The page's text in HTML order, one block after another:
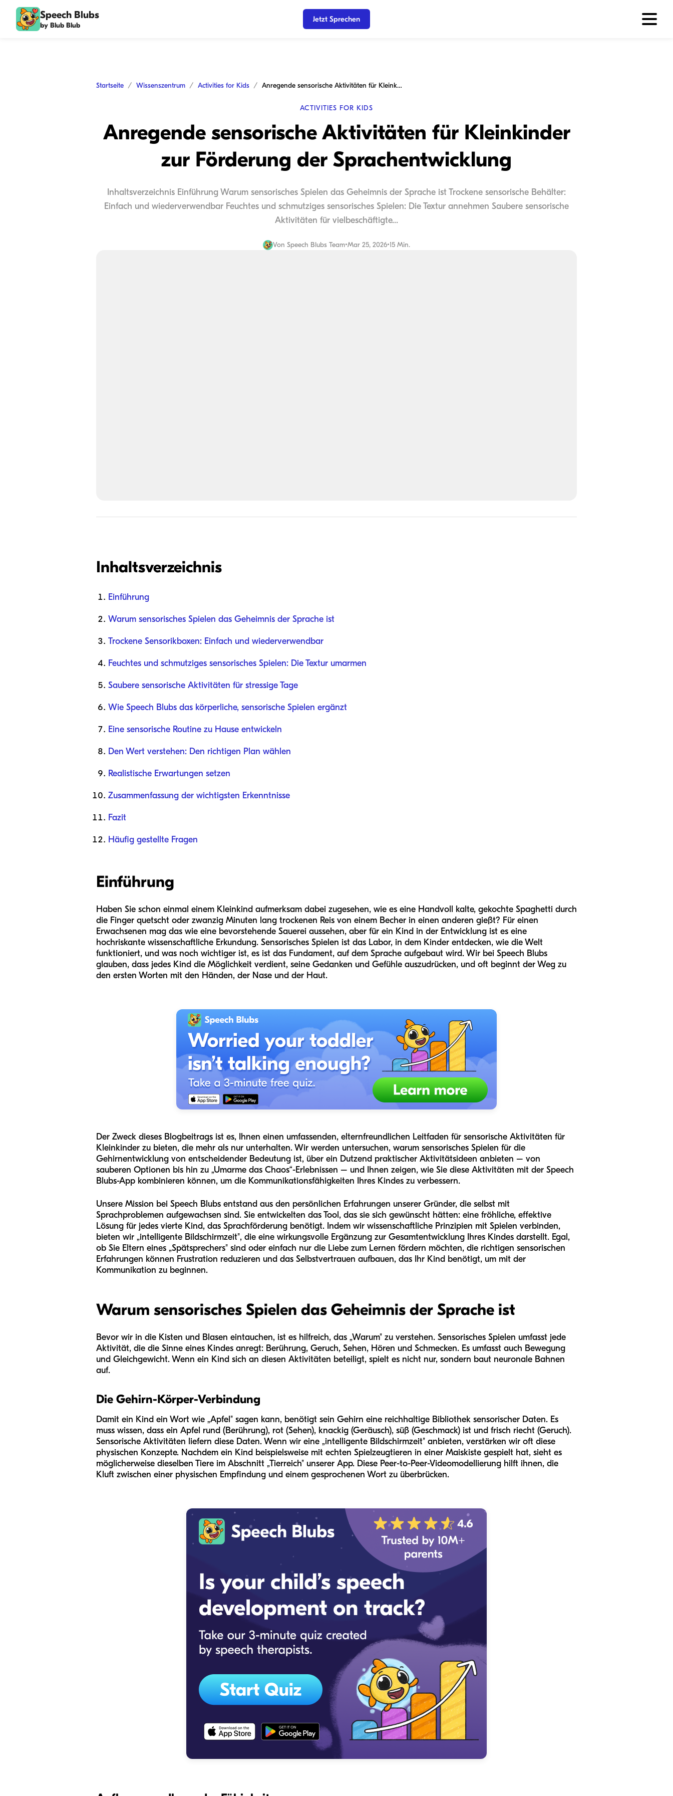
Speech Blubs
by Blub Blub
Jetzt Sprechen
Startseite Wissenszentrum Activities for Kids Anregende sensorische Aktivitäten für Kleinkinder zur Förderung der Sprachentwicklung
ACTIVITIES FOR KIDS
Anregende sensorische Aktivitäten für Kleinkinder
zur Förderung der Sprachentwicklung
Inhaltsverzeichnis Einführung Warum sensorisches Spielen das Geheimnis der Sprache ist Trockene sensorische Behälter:
Einfach und wiederverwendbar Feuchtes und schmutziges sensorisches Spielen: Die Textur annehmen Saubere sensorische
Aktivitäten für vielbeschäftigte...
Von Speech Blubs Team•Mar 25, 2026•15 Min.
Inhaltsverzeichnis
Einführung
Warum sensorisches Spielen das Geheimnis der Sprache ist
Trockene Sensorikboxen: Einfach und wiederverwendbar
Feuchtes und schmutziges sensorisches Spielen: Die Textur umarmen
Saubere sensorische Aktivitäten für stressige Tage
Wie Speech Blubs das körperliche, sensorische Spielen ergänzt
Eine sensorische Routine zu Hause entwickeln
Den Wert verstehen: Den richtigen Plan wählen
Realistische Erwartungen setzen
Zusammenfassung der wichtigsten Erkenntnisse
Fazit
Häufig gestellte Fragen
Einführung
Haben Sie schon einmal einem Kleinkind aufmerksam dabei zugesehen, wie es eine Handvoll kalte, gekochte Spaghetti durch
die Finger quetscht oder zwanzig Minuten lang trockenen Reis von einem Becher in einen anderen gießt? Für einen
Erwachsenen mag das wie eine bevorstehende Sauerei aussehen, aber für ein Kind in der Entwicklung ist es eine
hochriskante wissenschaftliche Erkundung. Sensorisches Spielen ist das Labor, in dem Kinder entdecken, wie die Welt
funktioniert, und was noch wichtiger ist, es ist das Fundament, auf dem Sprache aufgebaut wird. Wir bei Speech Blubs
glauben, dass jedes Kind die Möglichkeit verdient, seine Gedanken und Gefühle auszudrücken, und oft beginnt der Weg zu
den ersten Worten mit den Händen, der Nase und der Haut.
Der Zweck dieses Blogbeitrags ist es, Ihnen einen umfassenden, elternfreundlichen Leitfaden für sensorische Aktivitäten für
Kleinkinder zu bieten, die mehr als nur unterhalten. Wir werden untersuchen, warum sensorisches Spielen für die
Gehirnentwicklung von entscheidender Bedeutung ist, über ein Dutzend praktischer Aktivitätsideen anbieten – von
sauberen Optionen bis hin zu „Umarme das Chaos“-Erlebnissen – und Ihnen zeigen, wie Sie diese Aktivitäten mit der Speech
Blubs-App kombinieren können, um die Kommunikationsfähigkeiten Ihres Kindes zu verbessern.
Unsere Mission bei Speech Blubs entstand aus den persönlichen Erfahrungen unserer Gründer, die selbst mit
Sprachproblemen aufgewachsen sind. Sie entwickelten das Tool, das sie sich gewünscht hätten: eine fröhliche, effektive
Lösung für jedes vierte Kind, das Sprachförderung benötigt. Indem wir wissenschaftliche Prinzipien mit Spielen verbinden,
bieten wir „intelligente Bildschirmzeit", die eine wirkungsvolle Ergänzung zur Gesamtentwicklung Ihres Kindes darstellt. Egal,
ob Sie Eltern eines „Spätsprechers" sind oder einfach nur die Liebe zum Lernen fördern möchten, die richtigen sensorischen
Erfahrungen können Frustration reduzieren und das Selbstvertrauen aufbauen, das Ihr Kind benötigt, um mit der
Kommunikation zu beginnen.
Warum sensorisches Spielen das Geheimnis der Sprache ist
Bevor wir in die Kisten und Blasen eintauchen, ist es hilfreich, das „Warum" zu verstehen. Sensorisches Spielen umfasst jede
Aktivität, die die Sinne eines Kindes anregt: Berührung, Geruch, Sehen, Hören und Schmecken. Es umfasst auch Bewegung
und Gleichgewicht. Wenn ein Kind sich an diesen Aktivitäten beteiligt, spielt es nicht nur, sondern baut neuronale Bahnen
auf.
Die Gehirn-Körper-Verbindung
Damit ein Kind ein Wort wie „Apfel" sagen kann, benötigt sein Gehirn eine reichhaltige Bibliothek sensorischer Daten. Es
muss wissen, dass ein Apfel rund (Berührung), rot (Sehen), knackig (Geräusch), süß (Geschmack) ist und frisch riecht (Geruch).
Sensorische Aktivitäten liefern diese Daten. Wenn wir eine „intelligente Bildschirmzeit" anbieten, verstärken wir oft diese
physischen Konzepte. Nachdem ein Kind beispielsweise mit echten Spielzeugtieren in einer Maiskiste gespielt hat, sieht es
möglicherweise dieselben Tiere im Abschnitt „Tierreich" unserer App. Diese Peer-to-Peer-Videomodellierung hilft ihnen, die
Kluft zwischen einer physischen Empfindung und einem gesprochenen Wort zu überbrücken.